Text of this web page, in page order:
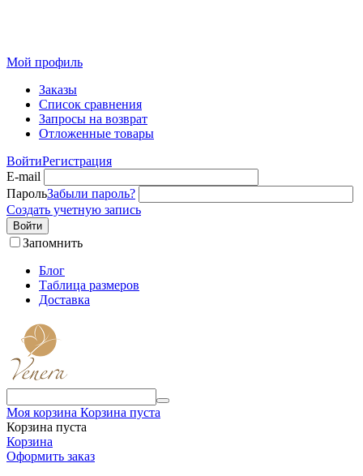
Мой профиль
Заказы
Список сравнения
Запросы на возврат
Отложенные товары
ВойтиРегистрация
E-mail
ПарольЗабыли пароль?
Создать учетную запись
Войти
Запомнить
Блог
Таблица размеров
Доставка
Моя корзина Корзина пуста
Корзина пуста
Корзина
Оформить заказ